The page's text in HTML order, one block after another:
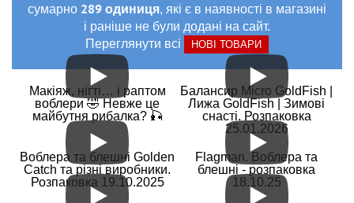
сумарно 289 одиниця, які є в наявності в магазині
і раніше не були додані на сайт.
Переглянути всі
НОВІ ТОВАРИ
Макіяж, нігті… і раптом
воблери 🤣 Невже це
майбутня рибалка? 🎣
Балансир Micro GoldFish |
Лижа GoldFish | Зимові
снасті. Розпаковка
25.01.2026
Воблера та блешні Golden
Catch та різні виробники.
Розпаковка 19.10.2025
Flagman. Воблера та
блешні - розпаковка
18.10.25